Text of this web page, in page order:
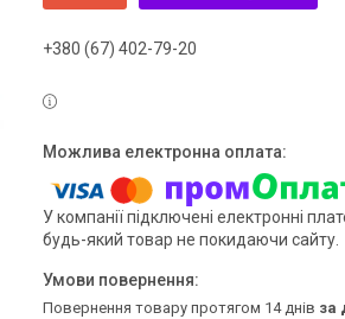
+380 (67) 402-79-20
У компанії підключені електронні
будь-який товар не покидаючи сайту.
повернення товару протягом 14 днів за